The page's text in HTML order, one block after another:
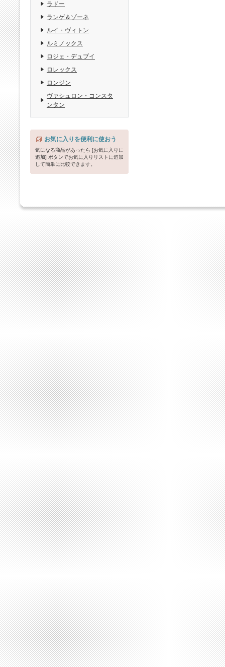
ラドー
ランゲ＆ゾーネ
ルイ・ヴィトン
ルミノックス
ロジェ・デュブイ
ロレックス
ロンジン
ヴァシュロン・コンスタ
ンタン
お気に入りを便利に使おう
気になる商品があったら [お気に入りに
追加] ボタンでお気に入りリストに追加
して簡単に比較できます。